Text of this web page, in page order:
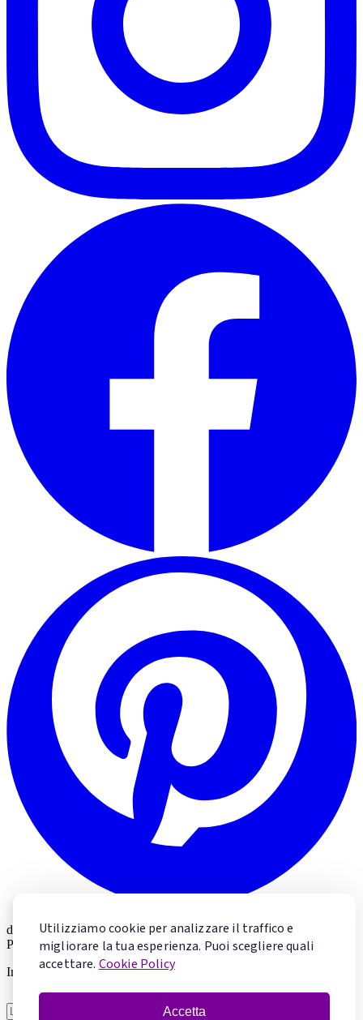
Utilizziamo cookie per analizzare il traffico e
migliorare la tua esperienza. Puoi scegliere quali
accettare. Cookie Policy
Accetta
di
Valeria Marolda
Pastry Chef & Chocolate Specialist
Impara la pasticceria con Valeria
Voglio imparare